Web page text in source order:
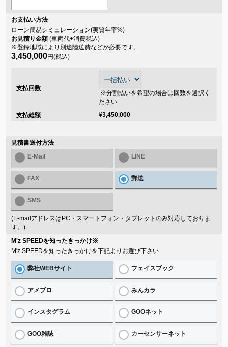
お支払い方法
ローン簡易シミュレーション(実質年率%)
お見積り金額(車両代+消費税込)
※登録地域により別途陸送費などが必要です。
3,450,000円(税込)
支払回数
※分割払いを希望の場合は回数を選択く
ださい
支払総額
¥3,450,000
見積書送付方法
E-Mail
LINE
FAX 郵送
SMS
(E-mailアドレスはPC・スマートフォン・タブレットのみ対応しておりま
す。)
M'z SPEEDを知ったきっかけ※
M'z SPEEDを知ったきっかけを下記よりお選び下さい
弊社WEBサイト フェイスブック
アメブロ みんカラ
インスタグラム GOOネット
GOO雑誌 カーセンサーネット